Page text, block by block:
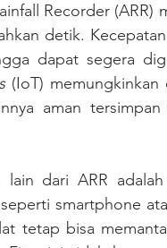
(IoT) memungkinkan
aman
smartphone
tetap bisa